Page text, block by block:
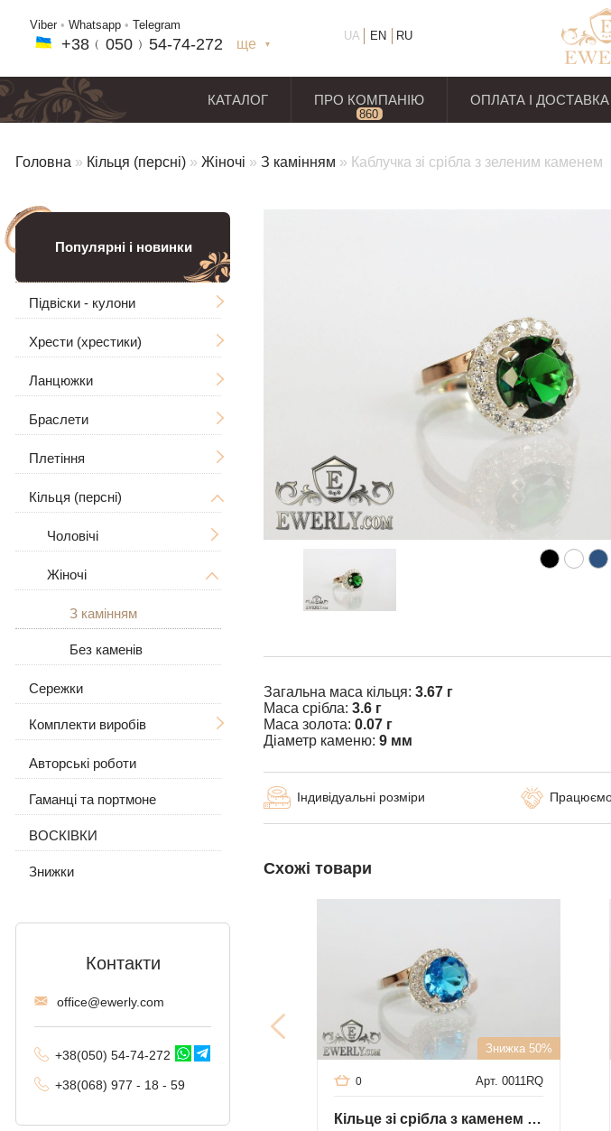
Viber • Whatsapp • Telegram
+38﹙ 050 ﹚54-74-272 ще
+38(068) 97
RU
UA EN
КАТАЛОГ ПРО КОМПАНІЮ
860 відгуків
ОПЛАТА І ДОСТАВКА
Головна » Кільця (персні) » Жіночі » З камінням » Каблучка зі срібла з зеленим каменем
Популярні і новинки
Підвіски - кулони
Чоловічі
Великі
Ладанки
Дерево Життя
Знаки зодіаку
У вигляді собаки
Хрести (хрестики)
Без розп'яття
З розп'яттям
Чоловічі
Великі
Жіночі
Ланцюжки
Чоловічі
Великі / Товсті
Жіночі
Браслети
Чоловічі
Великі / Товсті
Жіночі
З камінням
Кам'яні
Шкіряні
Шкіра зі сріблом
Плетіння
Ручна в'язка
Рамзес
Бісмарк
Якірне (якір) з гранями
Панцирне (Панцир)
Московський Бісмарк
(Валькірія, Малайзія)
Комбіноване якірне
Трактор (подвійне
Арабський Бісмарк з
якірне)
Лиття
Кільця (персні)
Чоловічі
З черепом
З вовком
З камінням
Без каменів
Жіночі
З камінням
Без каменів
Сережки
Комплекти виробів
Сережки і кільце
Ланцюжок з підвіскою
Авторські роботи
Гаманці та портмоне
ВОСКІВКИ
Знижки
Контакти
office@ewerly.com
+38(050) 54-74-272
+38(068) 977 - 18 - 59
Загальна маса кільця: 3.67 г
Маса срібла: 3.6 г
Маса золота: 0.07 г
Діаметр каменю: 9 мм
Індивідуальні розміри
Схожі товари
Знижка 50%
Арт. 0011RQ
0
Кільце зі срібла з каменем (блакитний колір)